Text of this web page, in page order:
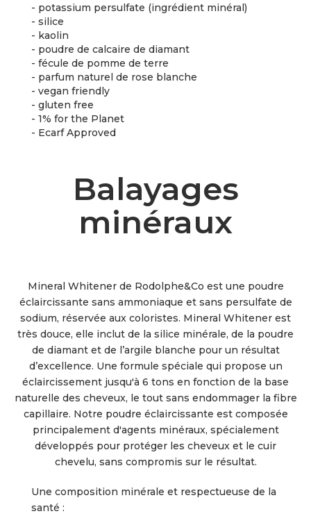
- potassium persulfate (ingrédient minéral)
- silice
- kaolin
- poudre de calcaire de diamant
- fécule de pomme de terre
- parfum naturel de rose blanche
- vegan friendly
- gluten free
- 1% for the Planet
- Ecarf Approved
Balayages
minéraux
Mineral Whitener de Rodolphe&Co est une poudre
éclaircissante sans ammoniaque et sans persulfate de
sodium, réservée aux coloristes. Mineral Whitener est
très douce, elle inclut de la silice minérale, de la poudre
de diamant et de l’argile blanche pour un résultat
d’excellence. Une formule spéciale qui propose un
éclaircissement jusqu'à 6 tons en fonction de la base
naturelle des cheveux, le tout sans endommager la fibre
capillaire. Notre poudre éclaircissante est composée
principalement d'agents minéraux, spécialement
développés pour protéger les cheveux et le cuir
chevelu, sans compromis sur le résultat.
Une composition minérale et respectueuse de la
santé :